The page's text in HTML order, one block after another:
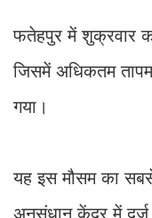
फतेहपुर में शुक्रवार
जिसमें अधिकतम
गया।
यह इस मौसम का
अनुसंधान केंद्र में दर्ज